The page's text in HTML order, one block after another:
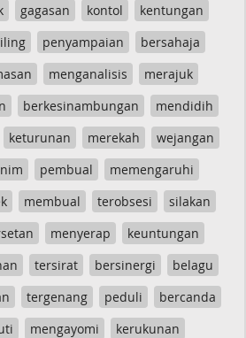
gagasan kontol
kentungan
penyampaian
bersahaja
menganalisis
merajuk
berkesinambungan
mendidih
keturunan merekah
wejangan
pembual
memengaruhi
membual terobsesi
silakan
menyerap
keuntungan
tersirat bersinergi
belagu
tergenang peduli
bercanda
mengayomi
kerukunan